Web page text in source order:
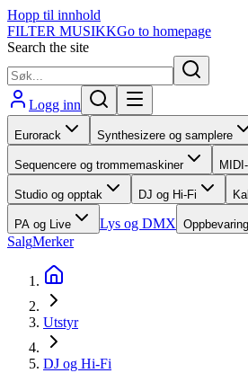
Hopp til innhold
FILTER MUSIKKGo to homepage
Search the site
Logg inn
Eurorack Synthesizere og samplere
Sequencere og trommemaskiner
Studio og opptak DJ og Hi-Fi
PA og Live Lys og DMX
SalgMerker
Utstyr
DJ og Hi-Fi